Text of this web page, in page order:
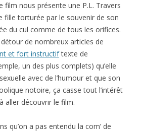
film nous présente une P.L. Travers
fille torturée par le souvenir de son
du cul comme de tous les orifices.
de nombreux articles de
et fort instructiftexte de
un des plus complets) qu’elle
avec de l’humour et que son
notoire, ça casse tout l’intérêt
aller découvrir le film.
qu’on a pas entendu la com’ de